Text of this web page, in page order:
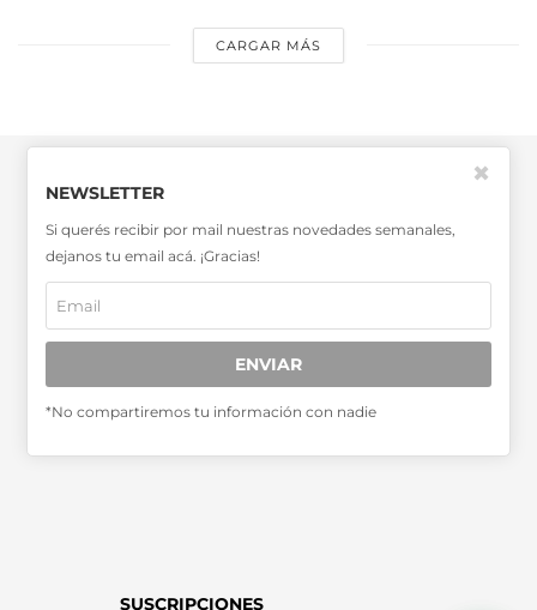
CARGAR MÁS
SABER MÁS >>
Miembro de la Asociación de
Entidades Periodísticas Argentinas
SUSCRIPCIONES
NEWSLETTER
Si querés recibir por mail nuestras novedades semanales,
dejanos tu email acá. ¡Gracias!
ENVIAR
*No compartiremos tu información con nadie
✖